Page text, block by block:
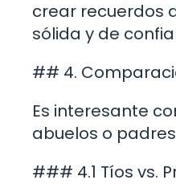
crear recuerdos
sólida y de
## 4.
Es interesante
abuelos o
### 4.1 Tíos vs.